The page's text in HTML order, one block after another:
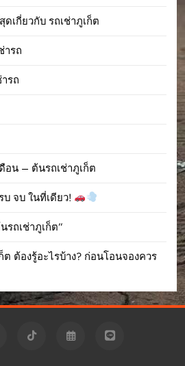
เกี่ยวกับ รถเช่าภูเก็ต
ารถ
ารถ
อน – ต้นรถเช่าภูเก็ต
จบ ในที่เดียว!
รถเช่าภูเก็ต”
ต ต้องรู้อะไรบ้าง? ก่อนโอนจองควร